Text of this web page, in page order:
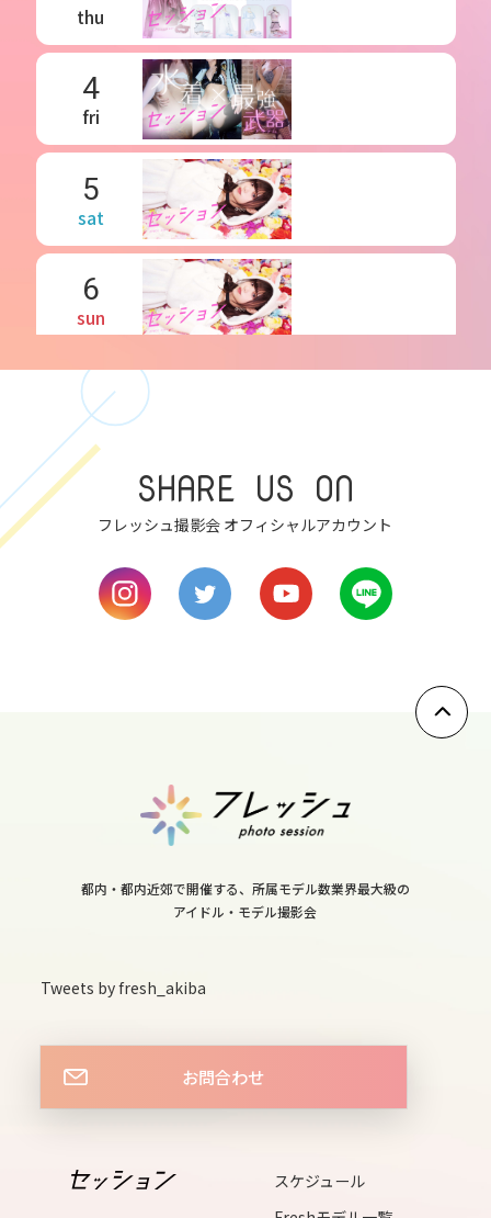
thu
4
fri
5
sat
6
sun
7
mon
tue
wed
sat
sun
14
mon
15
tue
SHARE US ON
フレッシュ撮影会 オフィシャルアカウント
都内・都内近郊で開催する、所属モデル数業界最大級の
アイドル・モデル撮影会
Tweets by fresh_akiba
お問合わせ
スケジュール